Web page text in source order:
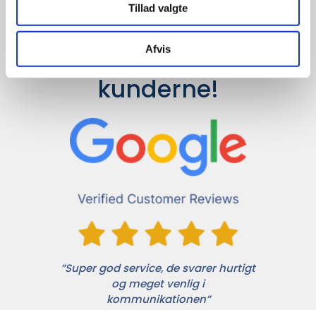
Tillad valgte
Afvis
Det siger
kunderne!
”Super god service, de svarer hurtigt
og meget venlig i
kommunikationen”